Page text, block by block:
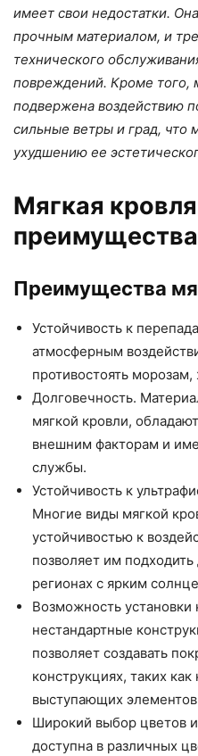
имеет свои недостатки.
прочным материалом, и
технического
повреждений. Кроме того,
подвержена воздействию
сильные ветры и град, что
ухудшению ее
Мягкая
Преимущества
Устойчивость к
атмосферным
противостоять
Долговечность.
мягкой кровли,
внешним факторам и
службы.
Устойчивость к
Многие виды мягкой
устойчивостью к
позволяет им
регионах с ярким
Возможность
нестандартные
позволяет создавать
конструкциях, таких
выступающих элементов
Широкий выбор цветов
доступна в различных